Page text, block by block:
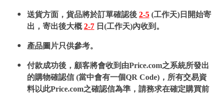
送貨方面，貨品將於訂單確認後 2-5 (工作天)日開始寄
出，寄出後大概2-7 日(工作天)內收到。
產品圖片只供參考。
付款成功後，顧客將會收到由Price.com之系統所發出
的購物確認信 (當中會有一個QR Code)，所有交易資
料以此Price.com之確認信為準，請務求在確定購買前